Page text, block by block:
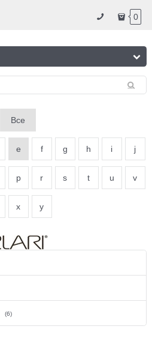
0
Все
e f g h i j
p r s t u v
x y
(6)